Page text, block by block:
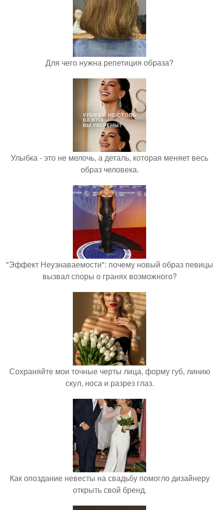
Для чего нужна репетиция образа?
Улыбка - это не мелочь, а деталь, которая меняет весь
образ человека.
"Эффект Неузнаваемости": почему новый образ певицы
вызвал споры о гранях возможного?
Сохраняйте мои точные черты лица, форму губ, линию
скул, носа и разрез глаз.
Как опоздание невесты на свадьбу помогло дизайнеру
открыть свой бренд.